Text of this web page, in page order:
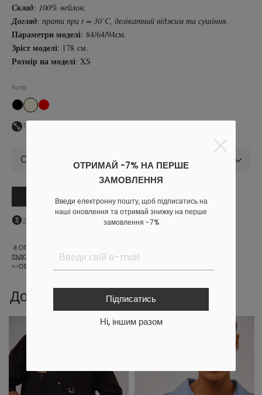
ОТРИМАЙ -7% НА ПЕРШЕ
ЗАМОВЛЕННЯ
Введи електронну пошту, щоб підписатись на
наші оновлення та отримай знижку на перше
замовлення -7%
Підписатись
Ні, іншим разом
Склад: 100% нейлон.
Догляд: прати при t = 30˚C, делікатний віджим та сушіння.
Параметри моделі: 84/64/94см.
Зріст моделі: 178 см.
Розмір на моделі: XS
Колір
Таблиця розмірів
Обрати розмір
В кошик
Увійдіть в особистий кабінет, щоб побачити персональну знижку
ОПЛАТА
ДОСТАВКА
ОБМІН ТА ПОВЕРНЕННЯ
Доповни образ